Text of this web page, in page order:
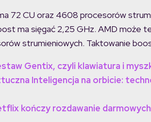
72 CU oraz 4608 procesorów
ma sięgać 2,25 GHz. AMD może
strumieniowych. Taktowanie
Gentix, czyli klawiatura i
Inteligencja na orbicie:
kończy rozdawanie